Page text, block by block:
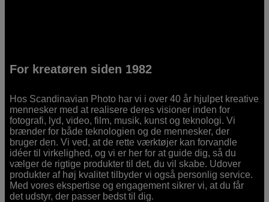
For kreatøren siden 1982
Hos Scandinavian Photo har vi i over 40 år hjulpet kreative
mennesker med at realisere deres visioner inden for
fotografi, lyd, video, film, musik, kunst og teknologi. Vi
brænder for både teknologien og de mennesker, der
bruger den. Vi ved, at de rette værktøjer kan forvandle
idéer til virkelighed, og vi er her for at guide dig, så du
vælger de rigtige produkter til det, du vil skabe. Udover
produkter af høj kvalitet tilbyder vi også personlig service.
Med vores ekspertise og engagement sikrer vi, at du får
det udstyr, der passer bedst til dig.